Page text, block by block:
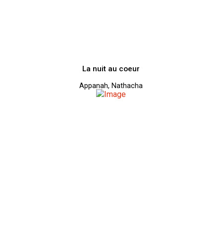
La nuit au coeur
Appanah, Nathacha